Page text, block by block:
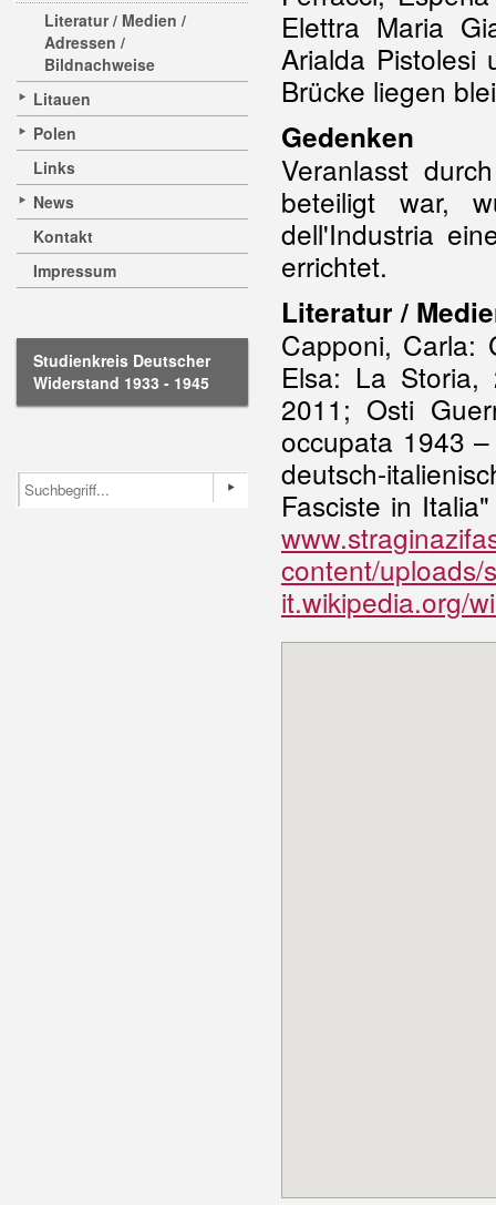
Literatur / Medien /
Adressen /
Bildnachweise
Litauen
Polen
Links
News
Kontakt
Impressum
Studienkreis Deutscher
Widerstand 1933 - 1945
Elettra Maria
Arialda Pistolesi
Brücke liegen
Gedenken
Veranlasst
beteiligt war,
dell'Industria
errichtet.
Literatur /
Capponi, Carla:
Elsa: La Storia,
2011; Osti
occupata 1943
deutsch-
Fasciste in
content/uploads/
it.wikipedia.org/